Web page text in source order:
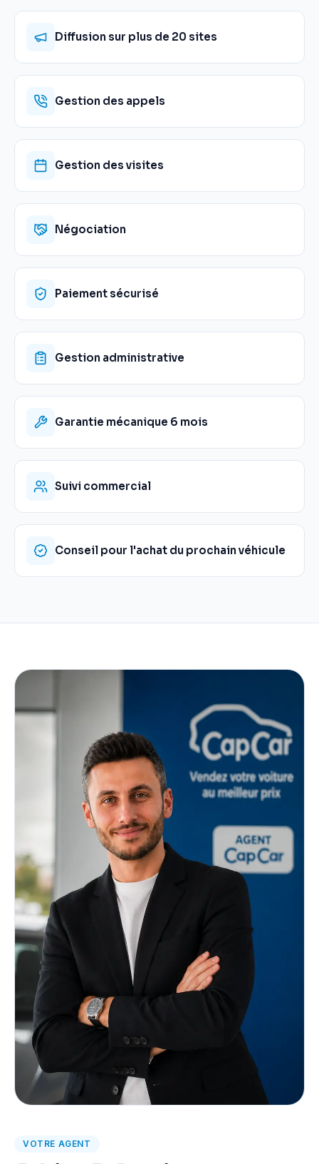
Diffusion sur plus de 20 sites
Gestion des appels
Gestion des visites
Négociation
Paiement sécurisé
Gestion administrative
Garantie mécanique 6 mois
Suivi commercial
Conseil pour l'achat du prochain véhicule
VOTRE AGENT